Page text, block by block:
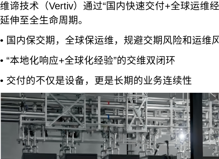
维谛技术（Vertiv）通过“国内快速交付+全球运维
延伸至全生命周期。
• 国内保交期，全球保运维，规避交期风险和运维
• “本地化响应+全球化经验”的交维双闭环
• 交付的不仅是设备，更是长期的业务连续性